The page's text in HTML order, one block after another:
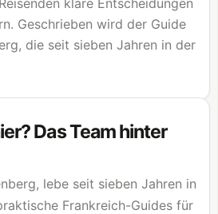
klare Entscheidungen
Geschrieben wird der Guide
die seit sieben Jahren in der
Das Team hinter
lebe seit sieben Jahren in
Frankreich-Guides für